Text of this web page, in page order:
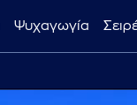
Ψυχαγωγία